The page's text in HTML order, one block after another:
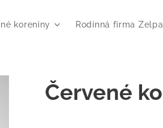
koreniny Rodinná firma
Červené